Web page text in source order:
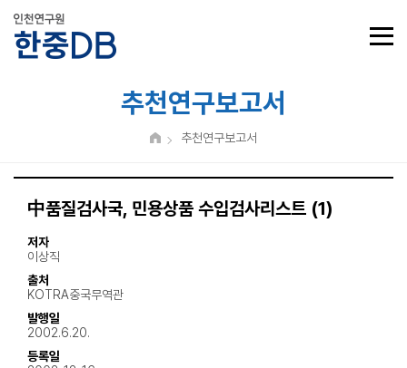
추천연구보고서
추천연구보고서
中품질검사국, 민용상품 수입검사리스트 (1)
저자
이상직
출처
KOTRA중국무역관
발행일
2002.6.20.
등록일